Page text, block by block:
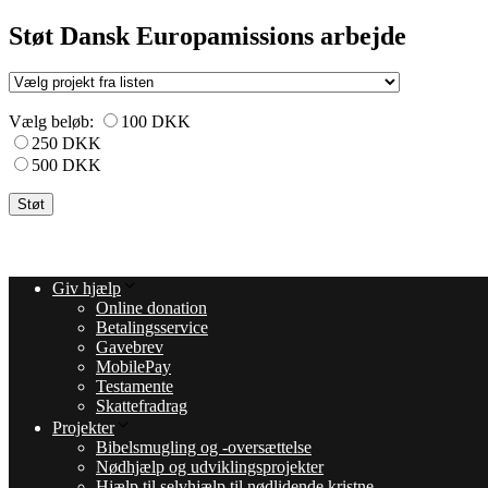
Støt Dansk Europamissions arbejde
Vælg beløb:
100 DKK
250 DKK
500 DKK
Giv hjælp
Online donation
Betalingsservice
Gavebrev
MobilePay
Testamente
Skattefradrag
Projekter
Bibelsmugling og -oversættelse
Nødhjælp og udviklingsprojekter